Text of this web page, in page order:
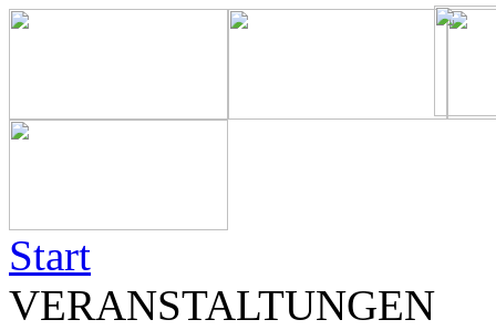
Start
VERANSTALTUNGEN